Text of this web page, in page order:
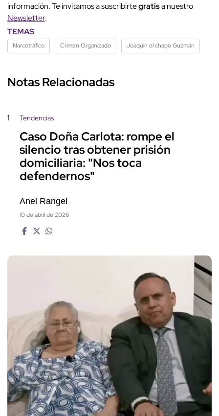
información. Te invitamos a suscribirtegratisa nuestro
Newsletter.
TEMAS
Narcotráfico Crimen Organizado Joaquín el chapo Guzmán
Notas Relacionadas
1 Tendencias
Caso Doña Carlota: rompe el
silencio tras obtener prisión
domiciliaria: "Nos toca
defendernos"
Anel Rangel
10 de abril de 2026